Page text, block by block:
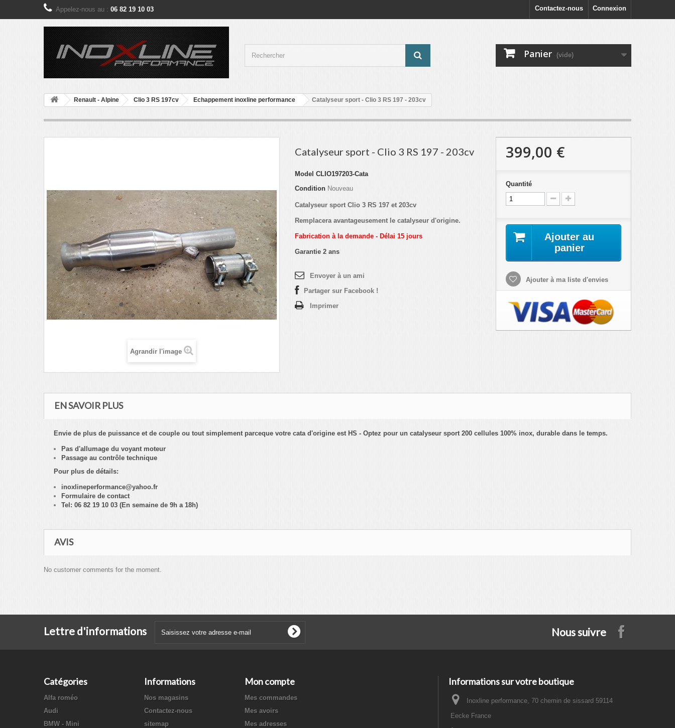
Connexion
Contactez-nous
Appelez-nous au : 06 82 19 10 03
Panier (vide)
Renault - Alpine Clio 3 RS 197cv Echappement inoxline performance Catalyseur sport - Clio 3 RS 197 - 203cv
Agrandir l'image
Catalyseur sport - Clio 3 RS 197 - 203cv
Model CLIO197203-Cata
Condition Nouveau
Catalyseur sport Clio 3 RS 197 et 203cv
Remplacera avantageusement le catalyseur d'origine.
Fabrication à la demande - Délai 15 jours
Garantie 2 ans
Envoyer à un ami
Partager sur Facebook !
Imprimer
399,00 €
Quantité
Ajouter au
panier
Ajouter à ma liste d'envies
EN SAVOIR PLUS
Envie de plus de puissance et de couple ou tout simplement parceque votre cata d'origine est HS - Optez pour un catalyseur sport 200 cellules 100% inox, durable dans le temps.
Pas d'allumage du voyant moteur
Passage au contrôle technique
Pour plus de détails:
inoxlineperformance@yahoo.fr
Formulaire de contact
Tel: 06 82 19 10 03 (En semaine de 9h a 18h)
AVIS
No customer comments for the moment.
Lettre d'informations Nous suivre
Catégories
Alfa roméo
Audi
BMW - Mini
Informations
Nos magasins
Contactez-nous
sitemap
Mon compte
Mes commandes
Mes avoirs
Mes adresses
Informations sur votre boutique
Inoxline performance, 70 chemin de sissard 59114
Eecke France